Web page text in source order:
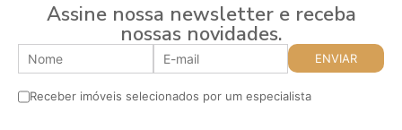
Assine nossa newsletter e receba
nossas novidades.
Receber imóveis selecionados por um especialista